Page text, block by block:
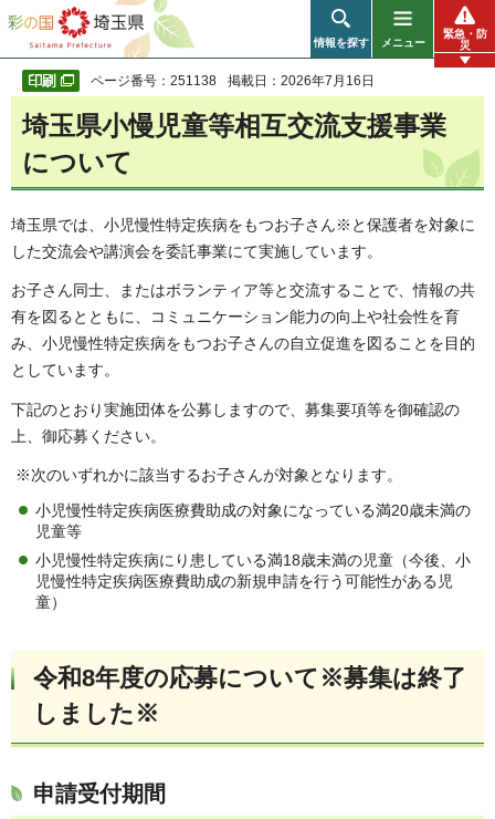
彩の国 埼玉県
情報を探す メニュー
緊急・防
災
ページ番号：251138 掲載日：2026年7月16日
埼玉県小慢児童等相互交流支援事業
について
埼玉県では、小児慢性特定疾病をもつお子さん※と保護者を対象に
した交流会や講演会を委託事業にて実施しています。
お子さん同士、またはボランティア等と交流することで、情報の共
有を図るとともに、コミュニケーション能力の向上や社会性を育
み、小児慢性特定疾病をもつお子さんの自立促進を図ることを目的
としています。
下記のとおり実施団体を公募しますので、募集要項等を御確認の
上、御応募ください。
※次のいずれかに該当するお子さんが対象となります。
小児慢性特定疾病医療費助成の対象になっている満20歳未満の
児童等
小児慢性特定疾病にり患している満18歳未満の児童（今後、小
児慢性特定疾病医療費助成の新規申請を行う可能性がある児
童）
令和8年度の応募について※募集は終了
しました※
申請受付期間